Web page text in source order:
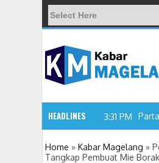
HEADLINES
3:31 PM Partai Demokrat
Home » Kabar Magelang »
Tangkap Pembuat Mie